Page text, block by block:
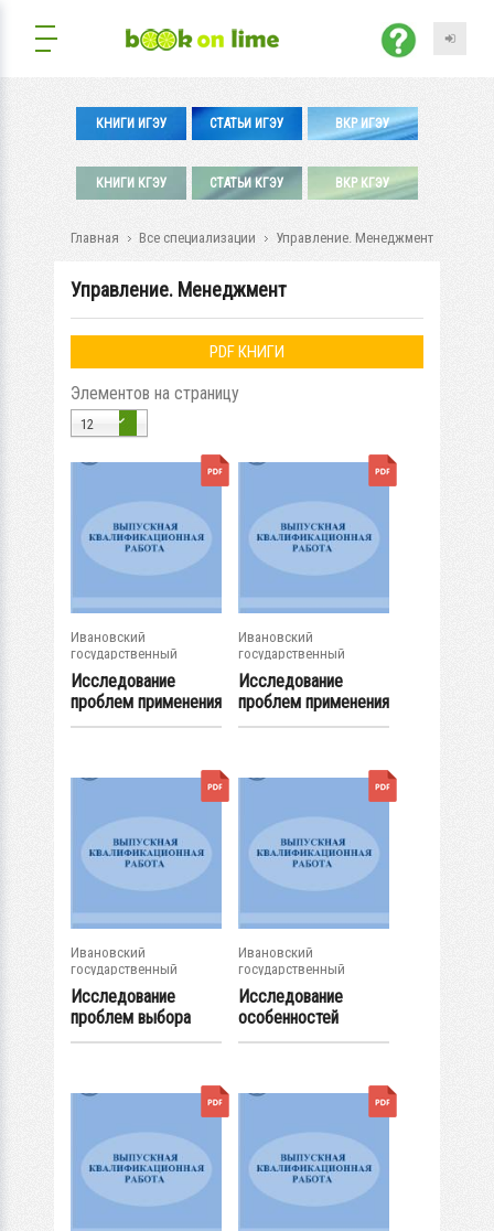
КНИГИ ИГЭУ СТАТЬИ ИГЭУ ВКР ИГЭУ
КНИГИ КГЭУ СТАТЬИ КГЭУ ВКР КГЭУ
Главная Все специализации Управление. Менеджмент
Управление. Менеджмент
PDF КНИГИ
Элементов на страницу
12
Ивановский
государственный
энергетический...
Исследование
проблем применения
интернет-...
Ивановский
государственный
энергетический...
Исследование
проблем применения
интернет-...
Ивановский
государственный
энергетический...
Исследование
проблем выбора
целевых рынков...
Ивановский
государственный
энергетический...
Исследование
особенностей
применения